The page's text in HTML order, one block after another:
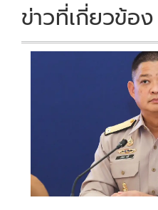
ข่าวที่เกี่ยวข้อง